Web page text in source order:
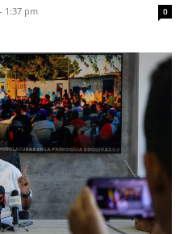
1:37 pm 0